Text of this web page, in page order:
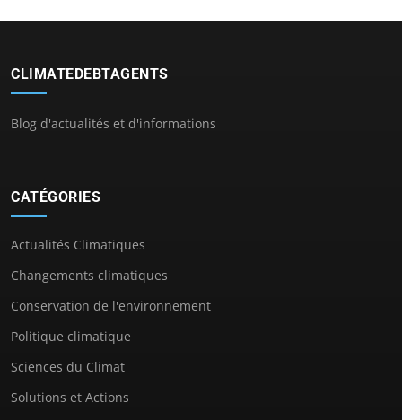
CLIMATEDEBTAGENTS
Blog d'actualités et d'informations
CATÉGORIES
Actualités Climatiques
Changements climatiques
Conservation de l'environnement
Politique climatique
Sciences du Climat
Solutions et Actions